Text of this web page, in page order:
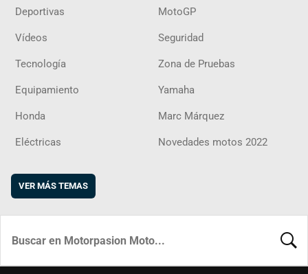
Deportivas MotoGP
Vídeos Seguridad
Tecnología Zona de Pruebas
Equipamiento Yamaha
Honda Marc Márquez
Eléctricas Novedades motos 2022
VER MÁS TEMAS